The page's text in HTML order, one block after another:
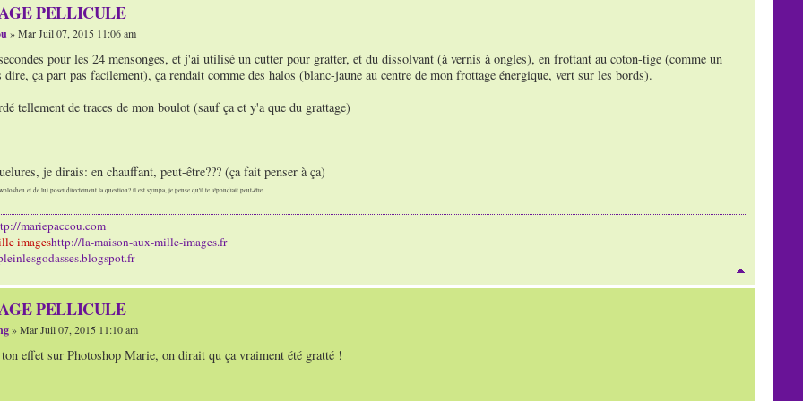
PELLICULE
» Mar Juil 07, 2015 11:06 am
pour les 24 mensonges, et j'ai utilisé un cutter pour gratter, et du dissolvant (à vernis à ongles), en frottant au coton-tige (comme un
ça part pas facilement), ça rendait comme des halos (blanc-jaune au centre de mon frottage énergique, vert sur les bords).
tellement de traces de mon boulot (sauf ça et y'a que du grattage)
je dirais: en chauffant, peut-être??? (ça fait penser à ça)
et de lui poser directement la question? il est sympa, je pense qu'il te répondrait peut-être.
mariepaccou.com
imageshttp://la-maison-aux-mille-images.fr
PELLICULE
» Mar Juil 07, 2015 11:10 am
effet sur Photoshop Marie, on dirait qu ça vraiment été gratté !